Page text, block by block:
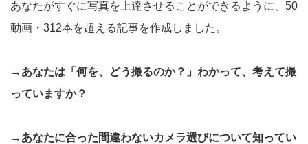
あなたがすぐに写真を上達させることができるように、50
動画・312本を超える記事を作成しました。
→あなたは「何を、どう撮るのか？」わかって、考えて撮
っていますか？
→あなたに合った間違わないカメラ選びについて知ってい